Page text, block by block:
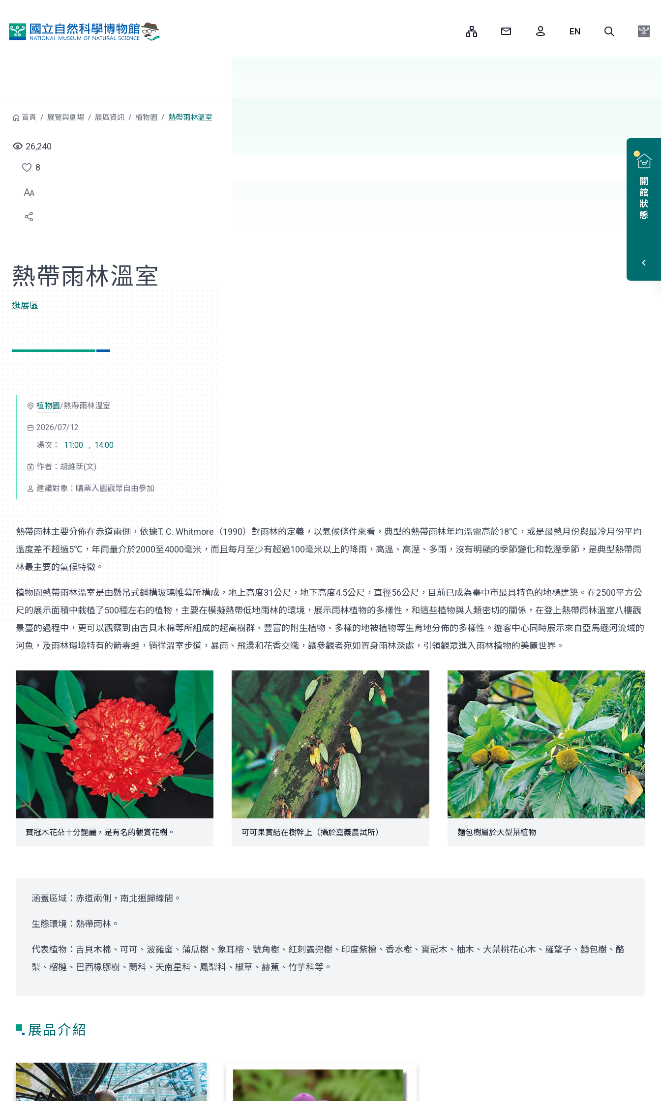
開館狀態
首頁 展覽與劇場 展區資訊 植物園 熱帶雨林溫室
26,240
點
選
喜
8
熱帶雨林溫室
逛展區
植物園/熱帶雨林溫室
2026/07/12
場次：
11:00 , 14:00
作者：胡維新(文)
建議對象：購票入園觀眾自由參加
熱帶雨林主要分佈在赤道兩側，依據T. C. Whitmore（1990）對雨林的定義，以氣候條件來看，典型的熱帶雨林年均溫需高於18℃，或是最熱月份與最冷月份平均
溫度差不超過5℃，年雨量介於2000至4000毫米，而且每月至少有超過100毫米以上的降雨，高溫、高溼、多雨，沒有明顯的季節變化和乾溼季節，是典型熱帶雨
林最主要的氣候特徵。
植物園熱帶雨林溫室是由懸吊式鋼構玻璃帷幕所構成，地上高度31公尺，地下高度4.5公尺，直徑56公尺，目前已成為臺中市最具特色的地標建築。在2500平方公
尺的展示面積中栽植了500種左右的植物，主要在模擬熱帶低地雨林的環境，展示雨林植物的多樣性，和這些植物與人類密切的關係，在登上熱帶雨林溫室八樓觀
景臺的過程中，更可以觀察到由吉貝木棉等所組成的超高樹群、豐富的附生植物、多樣的地被植物等生育地分佈的多樣性。遊客中心同時展示來自亞馬遜河流域的
河魚，及雨林環境特有的箭毒蛙，徜徉溫室步道，暴雨、飛瀑和花香交織，讓參觀者宛如置身雨林深處，引領觀眾進入雨林植物的美麗世界。
寶冠木花朵十分艷麗，是有名的觀賞花樹。 可可果實結在樹幹上（攝於嘉義農試所） 麵包樹屬於大型葉植物
涵蓋區域：赤道兩側，南北迴歸線間。
生態環境：熱帶雨林。
代表植物：吉貝木棉、可可、波羅蜜、蒲瓜樹、象耳榕、號角樹、紅刺露兜樹、印度紫檀、香水樹、寶冠木、柚木、大葉桃花心木、羅望子、麵包樹、酪
梨、榴槤、巴西橡膠樹、蘭科、天南星科、鳳梨科、椒草、赫蕉、竹芋科等。
展品介紹